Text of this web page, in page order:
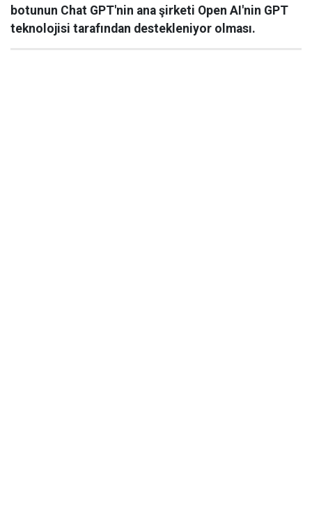
botunun Chat GPT'nin ana şirketi Open AI'nin GPT
teknolojisi tarafından destekleniyor olması.